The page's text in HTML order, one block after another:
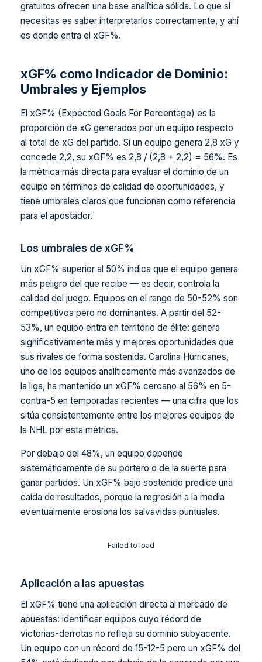
gratuitos ofrecen una base analítica sólida. Lo que sí
necesitas es saber interpretarlos correctamente, y ahí
es donde entra el xGF%.
xGF% como Indicador de Dominio:
Umbrales y Ejemplos
El xGF% (Expected Goals For Percentage) es la
proporción de xG generados por un equipo respecto
al total de xG del partido. Si un equipo genera 2,8 xG y
concede 2,2, su xGF% es 2,8 / (2,8 + 2,2) = 56%. Es
la métrica más directa para evaluar el dominio de un
equipo en términos de calidad de oportunidades, y
tiene umbrales claros que funcionan como referencia
para el apostador.
Los umbrales de xGF%
Un xGF% superior al 50% indica que el equipo genera
más peligro del que recibe — es decir, controla la
calidad del juego. Equipos en el rango de 50-52% son
competitivos pero no dominantes. A partir del 52-
53%, un equipo entra en territorio de élite: genera
significativamente más y mejores oportunidades que
sus rivales de forma sostenida. Carolina Hurricanes,
uno de los equipos analíticamente más avanzados de
la liga, ha mantenido un xGF% cercano al 56% en 5-
contra-5 en temporadas recientes — una cifra que los
sitúa consistentemente entre los mejores equipos de
la NHL por esta métrica.
Por debajo del 48%, un equipo depende
sistemáticamente de su portero o de la suerte para
ganar partidos. Un xGF% bajo sostenido predice una
caída de resultados, porque la regresión a la media
eventualmente erosiona los salvavidas puntuales.
Failed to load
Aplicación a las apuestas
El xGF% tiene una aplicación directa al mercado de
apuestas: identificar equipos cuyo récord de
victorias-derrotas no refleja su dominio subyacente.
Un equipo con un récord de 15-12-5 pero un xGF% del